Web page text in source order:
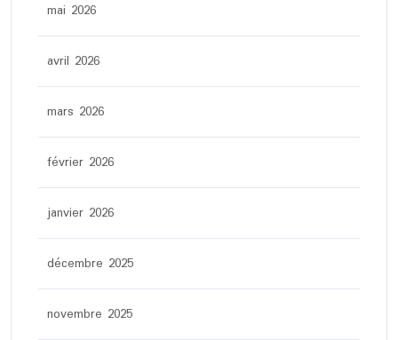
mai 2026
avril 2026
mars 2026
février 2026
janvier 2026
décembre 2025
novembre 2025